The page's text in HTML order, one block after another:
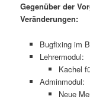
Gegenüber der
Veränderungen:
Bugfixing im
Lehrermodul:
Kachel
Adminmodul:
Neue